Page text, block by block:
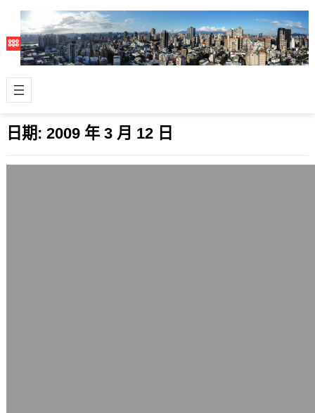
日期: 2009 年 3 月 12 日